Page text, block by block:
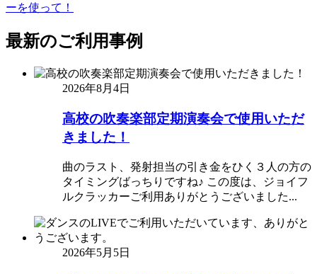
ーを使って！
最新のご利用事例
2026年8月4日
高校の吹奏楽部定期演奏会で使用いただ
きました！
曲のラスト、発射担当の引き金をひく３人の方の
タイミングばっちりですね♪ この度は、ジョイフ
ルクラッカーご利用ありがとうございました...
2026年5月5日